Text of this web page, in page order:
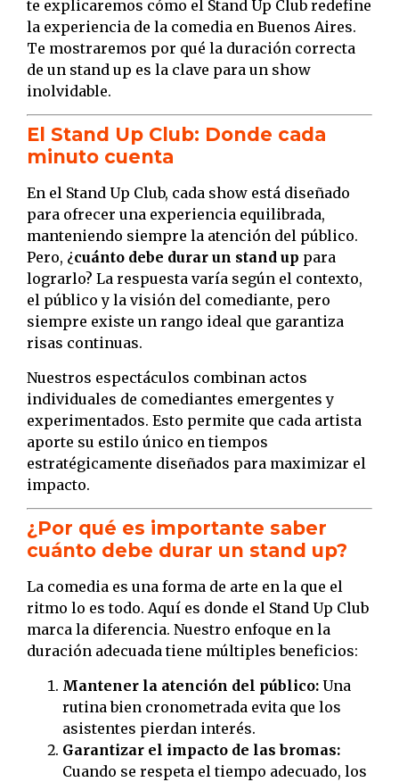
te explicaremos cómo el Stand Up Club redefine
la experiencia de la comedia en Buenos Aires.
Te mostraremos por qué la duración correcta
de un stand up es la clave para un show
inolvidable.
El Stand Up Club: Donde cada
minuto cuenta
En el Stand Up Club, cada show está diseñado
para ofrecer una experiencia equilibrada,
manteniendo siempre la atención del público.
Pero, ¿cuánto debe durar un stand up para
lograrlo? La respuesta varía según el contexto,
el público y la visión del comediante, pero
siempre existe un rango ideal que garantiza
risas continuas.
Nuestros espectáculos combinan actos
individuales de comediantes emergentes y
experimentados. Esto permite que cada artista
aporte su estilo único en tiempos
estratégicamente diseñados para maximizar el
impacto.
¿Por qué es importante saber
cuánto debe durar un stand up?
La comedia es una forma de arte en la que el
ritmo lo es todo. Aquí es donde el Stand Up Club
marca la diferencia. Nuestro enfoque en la
duración adecuada tiene múltiples beneficios:
Mantener la atención del público: Una
rutina bien cronometrada evita que los
asistentes pierdan interés.
Garantizar el impacto de las bromas:
Cuando se respeta el tiempo adecuado, los